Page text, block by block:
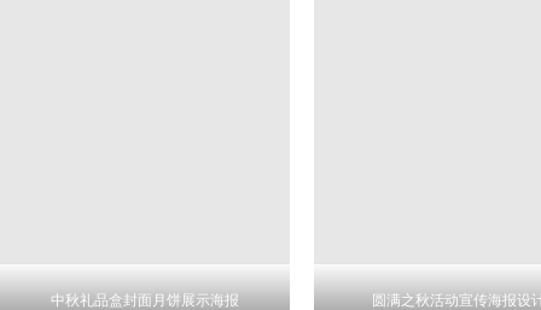
中秋礼品盒封面月饼展示海报 圆满之秋活动宣传海报设